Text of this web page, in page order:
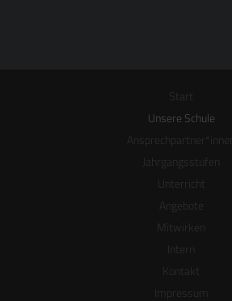
Start
Unsere Schule
Ansprechpartner*innen
Jahrgangsstufen
Unterricht
Angebote
Mitwirken
Intern
Kontakt
Impressum